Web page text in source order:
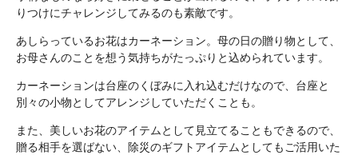
りつけにチャレンジしてみるのも素敵です。
あしらっているお花はカーネーション。母の日の贈り物として、
お母さんのことを想う気持ちがたっぷりと込められています。
カーネーションは台座のくぼみに入れ込むだけなので、台座と
別々の小物としてアレンジしていただくことも。
また、美しいお花のアイテムとして見立てることもできるので、
贈る相手を選ばない、除災のギフトアイテムとしてもご活用いた